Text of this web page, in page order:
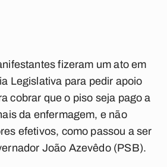
fizeram um ato em
Legislativa para pedir apoio
cobrar que o piso seja pago a
da enfermagem, e não
efetivos, como passou a ser
João Azevêdo (PSB).